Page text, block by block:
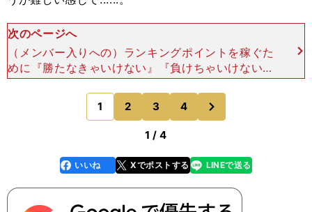
次のページへ
（メンバー入りへの）ランキングポイントを稼ぐた
めに『勝たなきゃいけない』『負けちゃいけない』
という思いが強くなってしまって、思いきってやる
とか、リスクを冒してでも何かをする、勝負にい
く、ということが試
1 2 3 4
のページへ
1 / 4
faceboo
k
いいね Xでポストする
line LINEで送る